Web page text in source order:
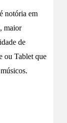
notória em
maior
de
ou Tablet que